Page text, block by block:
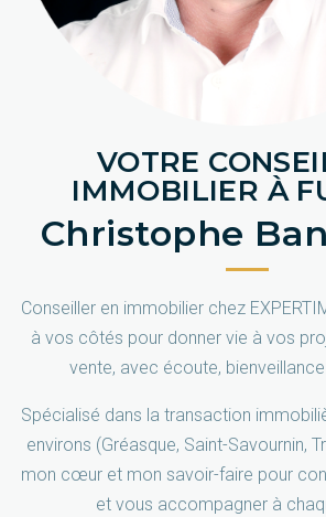
VOTRE
IMMOBILIER À
Christophe
Conseiller en immobilier chez
à vos côtés pour donner vie à vos
vente, avec écoute,
Spécialisé dans la transaction
environs (Gréasque, Saint-Savournin,
mon cœur et mon savoir-faire pour
et vous accompagner à